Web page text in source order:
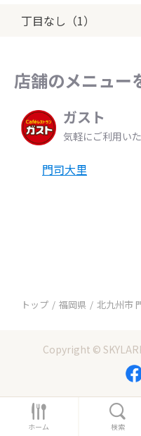
丁目なし（1）
店舗のメニュー
ガスト
気軽にご利用い
門司大里
トップ 福岡県 北九州市
Copyright ©
ホ
ー
ホーム 索
検索